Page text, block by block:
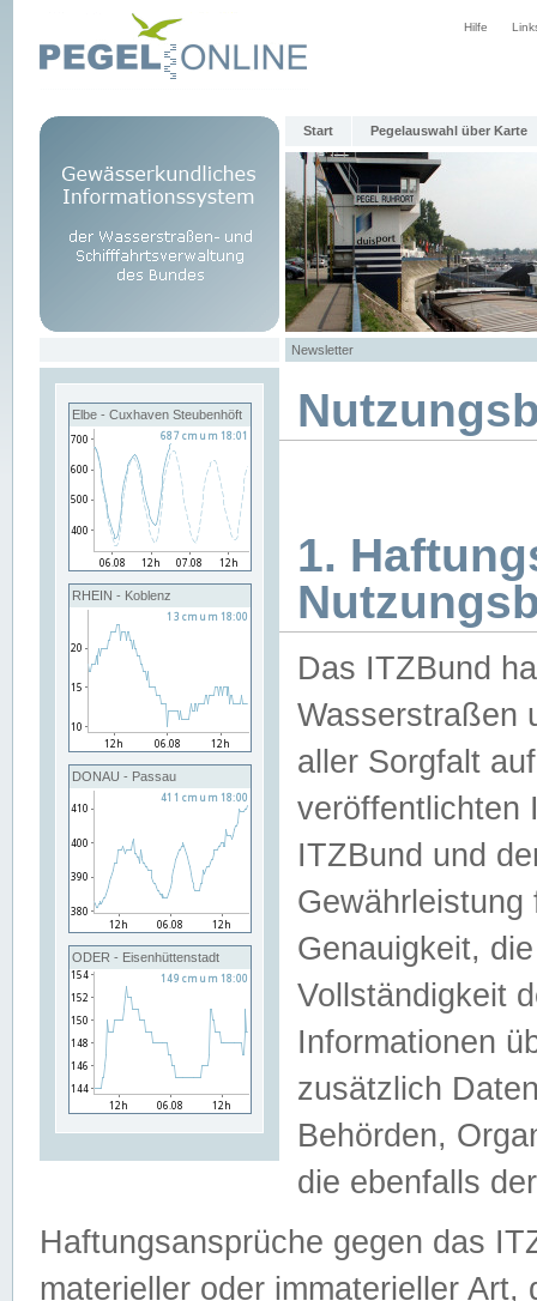
Hilfe
Start Pegelauswahl über Karte
Newsletter
Elbe - Cuxhaven Steubenhöft
RHEIN - Koblenz
DONAU - Passau
ODER - Eisenhüttenstadt
1.
Das ITZBund
Wasserstraßen
aller Sorgfalt
veröffentlichten
ITZBund und
Genauigkeit,
Vollständigkeit
Informationen
zusätzlich
Behörden,
die ebenfalls
Haftungsansprüche gegen das
materieller oder immaterieller